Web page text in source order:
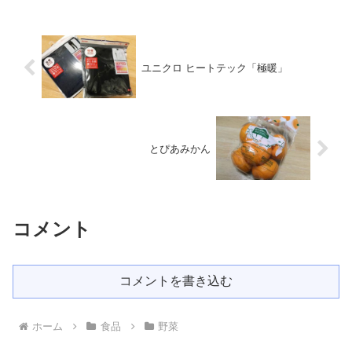
ユニクロ ヒートテック「極暖」
とぴあみかん
コメント
コメントを書き込む
ホーム 食品 野菜